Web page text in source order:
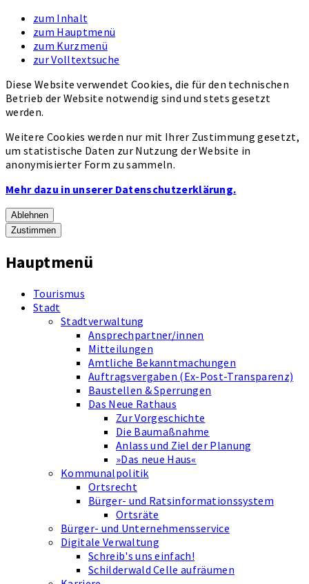
zum Inhalt
zum Hauptmenü
zum Kurzmenü
zur Volltextsuche
Diese Website verwendet Cookies, die für den technischen
Betrieb der Website notwendig sind und stets gesetzt
werden.
Weitere Cookies werden nur mit Ihrer Zustimmung gesetzt,
um statistische Daten zur Nutzung der Website in
anonymisierter Form zu sammeln.
Mehr dazu in unserer Datenschutzerklärung.
Ablehnen
Zustimmen
Hauptmenü
Tourismus
Stadt
Stadtverwaltung
Ansprechpartner/innen
Mitteilungen
Amtliche Bekanntmachungen
Auftragsvergaben (Ex-Post-Transparenz)
Baustellen & Sperrungen
Das Neue Rathaus
Zur Vorgeschichte
Die Baumaßnahme
Anlass und Ziel der Planung
»Das neue Haus«
Kommunalpolitik
Ortsrecht
Bürger- und Ratsinformationssystem
Ortsräte
Bürger- und Unternehmensservice
Digitale Verwaltung
Schreib's uns einfach!
Schilderwald Celle aufräumen